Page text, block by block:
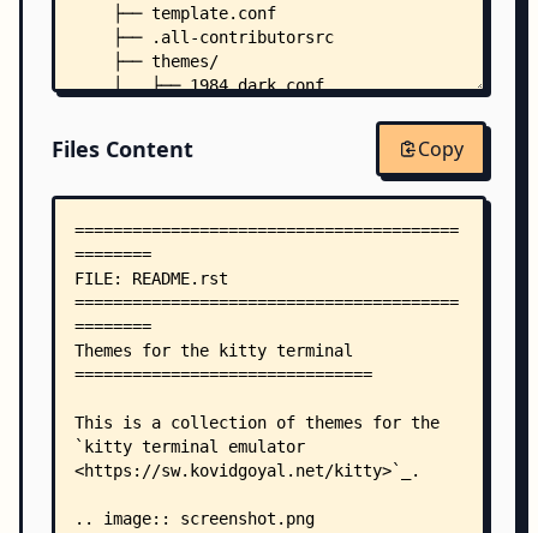
    ├── template.conf
    ├── .all-contributorsrc
    ├── themes/
    │   ├── 1984_dark.conf
    │   ├── 3024_Day.conf
    │   ├── Adapta_Nokto_Maia.conf
    │   ├── AdventureTime.conf
    │   ├── adwaita_dark.conf
    │   ├── adwaita_darker.conf
    │   ├── adwaita_light.conf
    │   ├── Afterglow.conf
    │   ├── Alabaster.conf
    │   ├── Alabaster_Dark.conf
    │   ├── Alucard.conf
    │   ├── ANSI-87.conf
    │   ├── Apprentice.conf
    │   ├── Aquarium_Light.conf
Files Content Copy